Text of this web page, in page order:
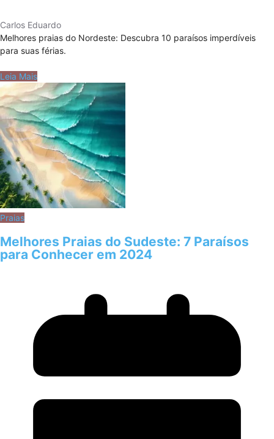
Carlos Eduardo
Melhores praias do Nordeste: Descubra 10 paraísos imperdíveis
para suas férias.
Leia Mais
Praias
Melhores Praias do Sudeste: 7 Paraísos
para Conhecer em 2024